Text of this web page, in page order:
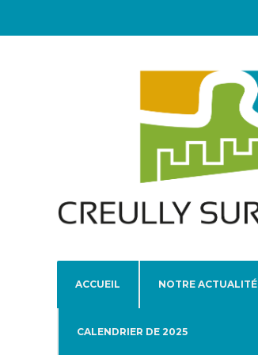
ACCUEIL NOTRE ACTUALITÉ
CALENDRIER DE 2025